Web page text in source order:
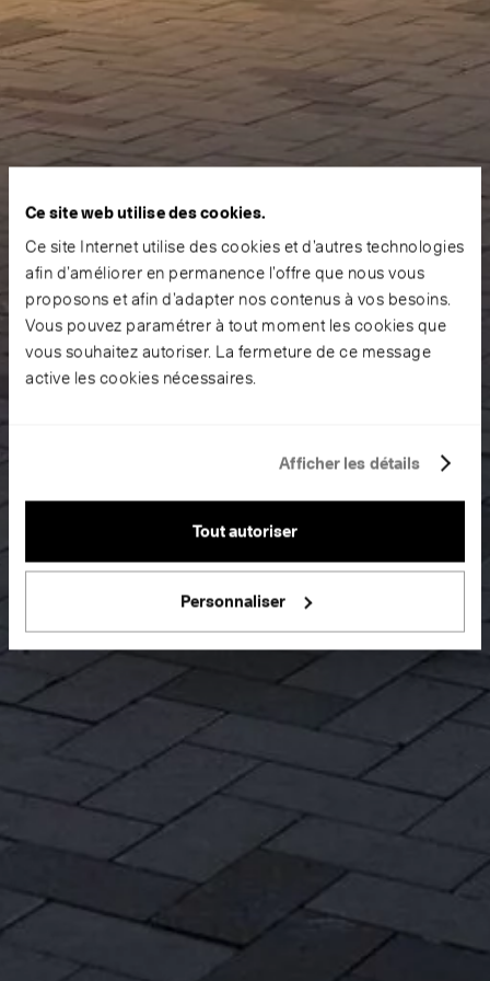
Ce site web utilise des cookies.
Ce site Internet utilise des cookies et d’autres technologies
afin d’améliorer en permanence l’offre que nous vous
proposons et afin d’adapter nos contenus à vos besoins.
Vous pouvez paramétrer à tout moment les cookies que
vous souhaitez autoriser. La fermeture de ce message
active les cookies nécessaires.
Afficher les détails
Tout autoriser
Personnaliser